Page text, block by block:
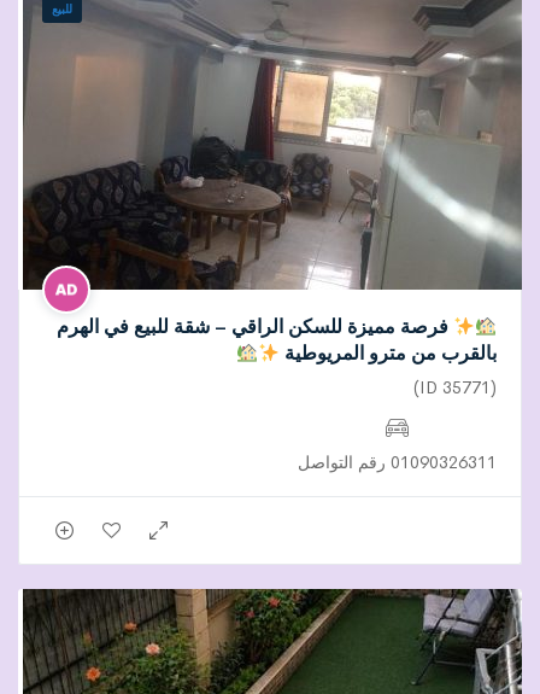
للبيع
فرصة مميزة للسكن الراقي – شقة للبيع في الهرم
بالقرب من مترو المريوطية
(ID 35771)
01090326311 رقم التواصل